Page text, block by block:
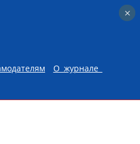
О журнале
×
×